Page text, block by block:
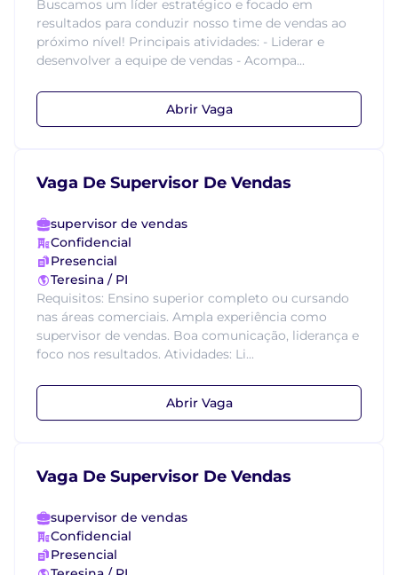
Buscamos um líder estratégico e focado em
resultados para conduzir nosso time de vendas ao
próximo nível! Principais atividades: - Liderar e
desenvolver a equipe de vendas - Acompa...
Abrir Vaga
Vaga De Supervisor De Vendas
supervisor de vendas
Confidencial
Presencial
Teresina / PI
Requisitos: Ensino superior completo ou cursando
nas áreas comerciais. Ampla experiência como
supervisor de vendas. Boa comunicação, liderança e
foco nos resultados. Atividades: Li...
Abrir Vaga
Vaga De Supervisor De Vendas
supervisor de vendas
Confidencial
Presencial